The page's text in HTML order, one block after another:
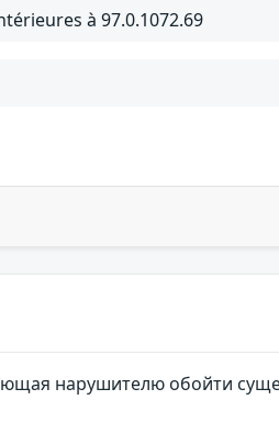
à 97.0.1072.69
нарушителю обойти